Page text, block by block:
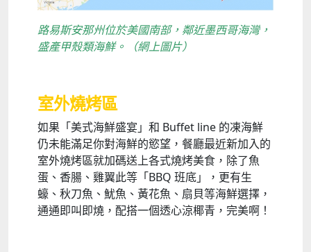
路易斯安那州位於美國南部，鄰近墨西哥海灣，
盛產甲殼類海鮮。（網上圖片）
室外燒烤區
如果「美式海鮮盛宴」和 Buffet line 的凍海鮮
仍未能滿足你對海鮮的慾望，餐廳最近新加入的
室外燒烤區就加碼送上各式燒烤美食，除了魚
蛋、香腸、雞翼此等「BBQ 班底」，更有生
蠔、秋刀魚、魷魚、黃花魚、扇貝等海鮮選擇，
通通即叫即燒，配搭一個透心涼椰青，完美啊！